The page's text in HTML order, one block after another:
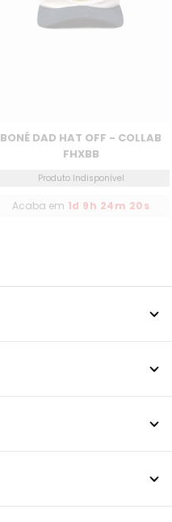
BONÉ DAD HAT OFF - COLLAB
FHXBB
Produto Indisponível
Acaba em 1d 9h 24m 20s